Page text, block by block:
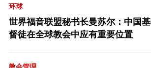
环球
世界福音联盟秘书长曼苏尔：中国基
督徒在全球教会中应有重要位置